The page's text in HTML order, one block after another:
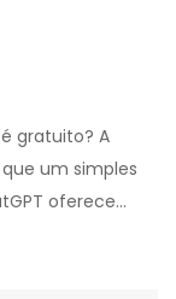
gratuito? A
um simples
oferece
gratuitas